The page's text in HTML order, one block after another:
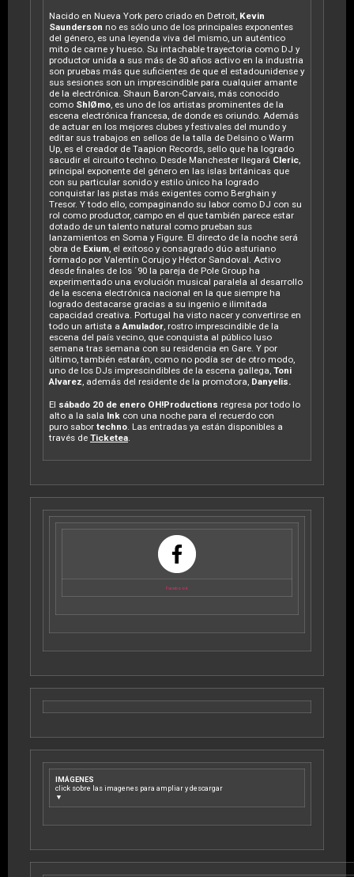
Nacido en Nueva York pero criado en Detroit, Kevin
Saunderson no es sólo uno de los principales exponentes
del género, es una leyenda viva del mismo, un auténtico
mito de carne y hueso. Su intachable trayectoria como DJ y
productor unida a sus más de 30 años activo en la industria
son pruebas más que suficientes de que el estadounidense y
sus sesiones son un imprescindible para cualquier amante
de la electrónica. Shaun Baron-Carvais, más conocido
como ShlØmo, es uno de los artistas prominentes de la
escena electrónica francesa, de donde es oriundo. Además
de actuar en los mejores clubes y festivales del mundo y
editar sus trabajos en sellos de la talla de Delsino o Warm
Up, es el creador de Taapion Records, sello que ha logrado
sacudir el circuito techno. Desde Manchester llegará Cleric,
principal exponente del género en las islas británicas que
con su particular sonido y estilo único ha logrado
conquistar las pistas más exigentes como Berghain y
Tresor. Y todo ello, compaginando su labor como DJ con su
rol como productor, campo en el que también parece estar
dotado de un talento natural como prueban sus
lanzamientos en Soma y Figure. El directo de la noche será
obra de Exium, el exitoso y consagrado dúo asturiano
formado por Valentín Corujo y Héctor Sandoval. Activo
desde finales de los ´90 la pareja de Pole Group ha
experimentado una evolución musical paralela al desarrollo
de la escena electrónica nacional en la que siempre ha
logrado destacarse gracias a su ingenio e ilimitada
capacidad creativa. Portugal ha visto nacer y convertirse en
todo un artista aAmulador, rostro imprescindible de la
escena del país vecino, que conquista al público luso
semana tras semana con su residencia en Gare. Y por
último, también estarán, como no podía ser de otro modo,
uno de los DJs imprescindibles de la escena gallega, Toni
Alvarez, además del residente de la promotora, Danyelis.
El sábado 20 de enero OH!Productions regresa por todo lo
alto a la sala Ink con una noche para el recuerdo con
puro sabor techno . Las entradas ya están disponibles a
través de Ticketea
Facebook
IMÁGENES
click sobre las imagenes para ampliar y descargar
▼